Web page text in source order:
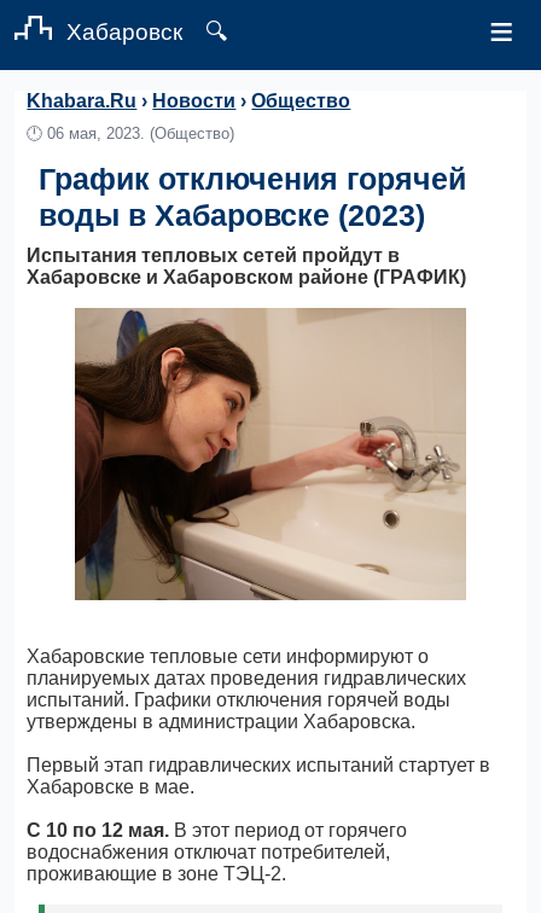
Хабаровск 🔍 ≡
Khabara.Ru › Новости ›Общество
🕛06 мая, 2023. (Общество)
График отключения горячей
воды в Хабаровске (2023)
Испытания тепловых сетей пройдут в
Хабаровске и Хабаровском районе (ГРАФИК)
Хабаровские тепловые сети информируют о
планируемых датах проведения гидравлических
испытаний. Графики отключения горячей воды
утверждены в администрации Хабаровска.
Первый этап гидравлических испытаний стартует в
Хабаровске в мае.
С 10 по 12 мая. В этот период от горячего
водоснабжения отключат потребителей,
проживающие в зоне ТЭЦ-2.